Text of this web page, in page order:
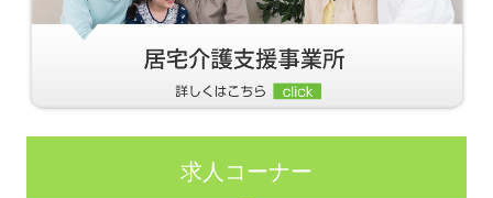
求人コーナー